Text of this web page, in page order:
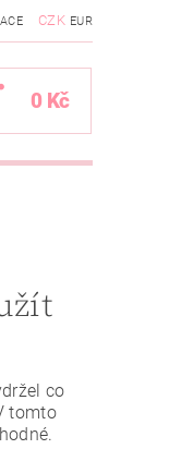
CZK EUR
0 Kč
co
tomto